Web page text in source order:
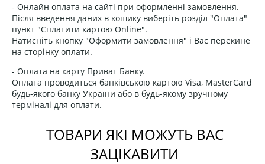
- Онлайн оплата на сайті при оформленні замовлення.
Після введення даних в кошику виберіть розділ "Оплата"
пункт "Сплатити картою Online".
Натисніть кнопку "Оформити замовлення" і Вас перекине
на сторінку оплати.
- Оплата на карту Приват Банку.
Оплата проводиться банківською картою Visa, MasterCard
будь-якого банку України або в будь-якому зручному
терміналі для оплати.
ТОВАРИ ЯКІ МОЖУТЬ ВАС
ЗАЦІКАВИТИ